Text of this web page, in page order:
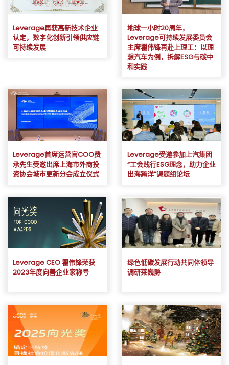
Leverage再获高新技术企业
认定，数字化创新引领供应链
可持续发展
地球一小时20周年，
Leverage可持续发展委员会
主席瞿伟锋再赴上理工：以理
想汽车为例，拆解ESG与碳中
和实践
Leverage首席运营官COO费
承先生受邀出席上海市外商投
资协会城市更新分会成立仪式
Leverage受邀参加上汽集团
“工会践行ESG理念，助力企业
出海跨洋”课题组论坛
Leverage CEO 瞿伟锋荣获
2023年度向善企业家称号
绿色低碳发展行动共同体领导
调研莱巍爵